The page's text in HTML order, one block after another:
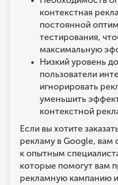
контекстная
постоянной
тестирования,
максимальную
Низкий уровень
пользователи
игнорировать
уменьшить
контекстной
Если вы хотите
рекламу в Google, вам
к опытным
которые помогут вам
рекламную кампанию